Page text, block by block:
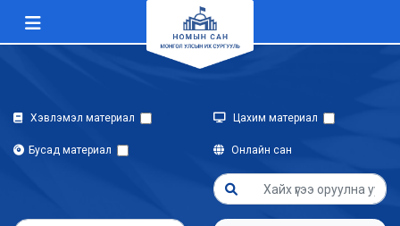
Хэвлэмэл материал Цахим материал
Бусад материал Онлайн сан